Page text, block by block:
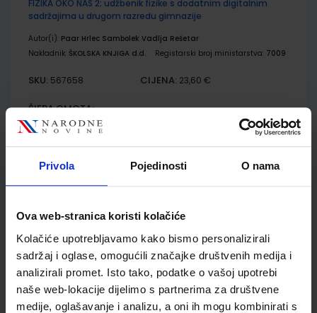
Privola Pojedinosti O nama
Ova web-stranica koristi kolačiće
Kolačiće upotrebljavamo kako bismo personalizirali
sadržaj i oglase, omogućili značajke društvenih medija i
analizirali promet. Isto tako, podatke o vašoj upotrebi
naše web-lokacije dijelimo s partnerima za društvene
medije, oglašavanje i analizu, a oni ih mogu kombinirati s
FIZIKA OKO NAS 2; udžbenik fizike s dodatnim digitalnim
sadržajima u drugom razredu gimnazije
Autor(i): Paar Hrlec Sambolek Vadlja Rešetar
Nakladnik: ŠKOLSKA KNJIGA d.d. Registarski broj ministarstva: 7009
SKU: 567658 CIJENA: 23,60 €
ŠIFRA OMOTA:
Udžbenik
Autor(i):Paar Hrlec Sambolek Vadlja Rešetar
7009-DOM
SKU:567659 CIJENA:17,20 €